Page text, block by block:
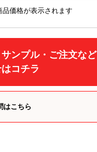
価格が表示されます
サンプル・ご注文など
コチラ
はこちら